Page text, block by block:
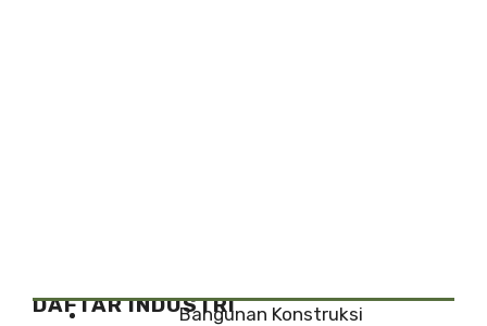
DAFTAR INDUSTRIBangunan Konstruksi